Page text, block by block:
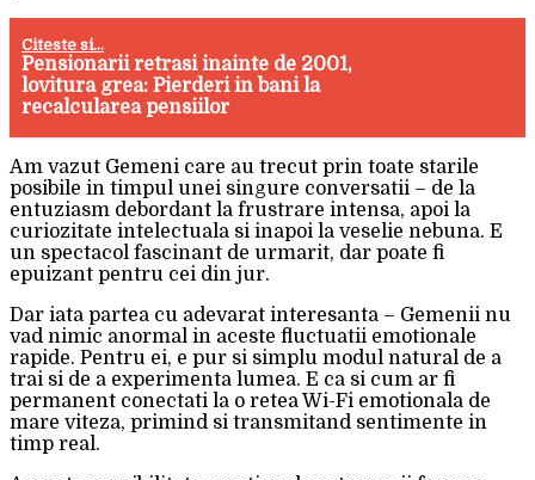
Citeste si...
Pensionarii retrasi inainte de 2001,
lovitura grea: Pierderi in bani la
recalcularea pensiilor
Am vazut Gemeni care au trecut prin toate starile
posibile in timpul unei singure conversatii – de la
entuziasm debordant la frustrare intensa, apoi la
curiozitate intelectuala si inapoi la veselie nebuna. E
un spectacol fascinant de urmarit, dar poate fi
epuizant pentru cei din jur.
Dar iata partea cu adevarat interesanta – Gemenii nu
vad nimic anormal in aceste fluctuatii emotionale
rapide. Pentru ei, e pur si simplu modul natural de a
trai si de a experimenta lumea. E ca si cum ar fi
permanent conectati la o retea Wi-Fi emotionala de
mare viteza, primind si transmitand sentimente in
timp real.